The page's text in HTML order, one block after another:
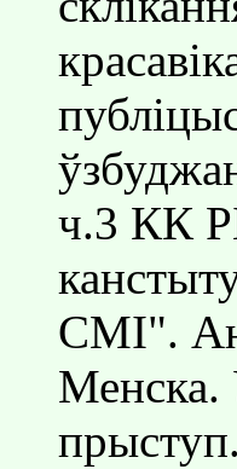
ч.3 КК
СМI".
Менска.
прыступ.